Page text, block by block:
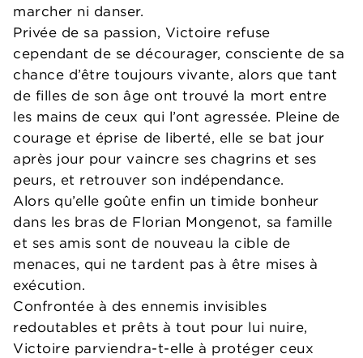
marcher ni danser.
Privée de sa passion, Victoire refuse
cependant de se décourager, consciente de sa
chance d’être toujours vivante, alors que tant
de filles de son âge ont trouvé la mort entre
les mains de ceux qui l’ont agressée. Pleine de
courage et éprise de liberté, elle se bat jour
après jour pour vaincre ses chagrins et ses
peurs, et retrouver son indépendance.
Alors qu’elle goûte enfin un timide bonheur
dans les bras de Florian Mongenot, sa famille
et ses amis sont de nouveau la cible de
menaces, qui ne tardent pas à être mises à
exécution.
Confrontée à des ennemis invisibles
redoutables et prêts à tout pour lui nuire,
Victoire parviendra-t-elle à protéger ceux